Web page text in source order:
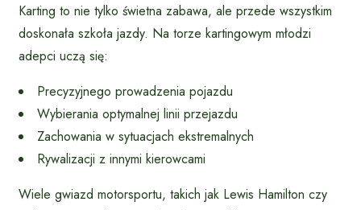
Karting to nie tylko świetna zabawa, ale przede wszystkim
doskonała szkoła jazdy. Na torze kartingowym młodzi
adepci uczą się:
Precyzyjnego prowadzenia pojazdu
Wybierania optymalnej linii przejazdu
Zachowania w sytuacjach ekstremalnych
Rywalizacji z innymi kierowcami
Wiele gwiazd motorsportu, takich jak Lewis Hamilton czy